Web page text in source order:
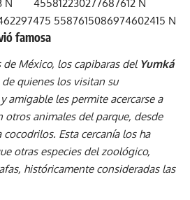
famosa
México, los capibaras del Yumká
quienes los visitan su
amigable les permite acercarse a
animales del parque, desde
Esta cercanía los ha
otras especies del zoológico,
históricamente consideradas las